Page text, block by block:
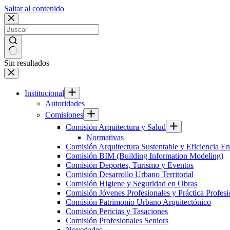
Saltar al contenido
Sin resultados
Institucional
Autoridades
Comisiones
Comisión Arquitectura y Salud
Normativas
Comisión Arquitectura Sustentable y Eficiencia
Comisión BIM (Building Information Modeling)
Comisión Deportes, Turismo y Eventos
Comisión Desarrollo Urbano Territorial
Comisión Higiene y Seguridad en Obras
Comisión Jóvenes Profesionales y Práctica
Comisión Patrimonio Urbano Arquitectónico
Comisión Pericias y Tasaciones
Comisión Profesionales Seniors